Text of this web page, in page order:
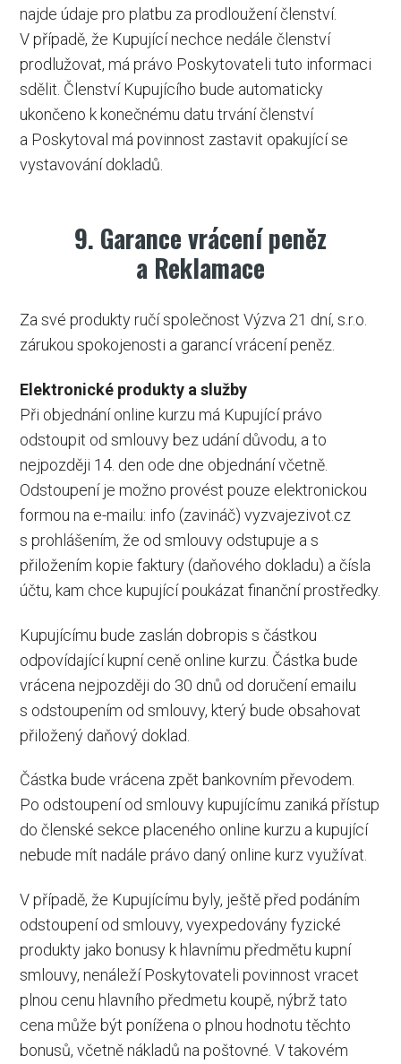
najde údaje pro platbu za prodloužení členství.
V případě, že Kupující nechce nedále členství
prodlužovat, má právo Poskytovateli tuto informaci
sdělit. Členství Kupujícího bude automaticky
ukončeno k konečnému datu trvání členství
a Poskytoval má povinnost zastavit opakující se
vystavování dokladů.
9. Garance vrácení peněz
a Reklamace
Za své produkty ručí společnost Výzva 21 dní, s.r.o.
zárukou spokojenosti a garancí vrácení peněz.
Elektronické produkty a služby
Při objednání online kurzu má Kupující právo
odstoupit od smlouvy bez udání důvodu, a to
nejpozději 14. den ode dne objednání včetně.
Odstoupení je možno provést pouze elektronickou
formou na e-mailu: info (zavináč) vyzvajezivot.cz
s prohlášením, že od smlouvy odstupuje a s
přiložením kopie faktury (daňového dokladu) a čísla
účtu, kam chce kupující poukázat finanční prostředky.
Kupujícímu bude zaslán dobropis s částkou
odpovídající kupní ceně online kurzu. Částka bude
vrácena nejpozději do 30 dnů od doručení emailu
s odstoupením od smlouvy, který bude obsahovat
přiložený daňový doklad.
Částka bude vrácena zpět bankovním převodem.
Po odstoupení od smlouvy kupujícímu zaniká přístup
do členské sekce placeného online kurzu a kupující
nebude mít nadále právo daný online kurz využívat.
V případě, že Kupujícímu byly, ještě před podáním
odstoupení od smlouvy, vyexpedovány fyzické
produkty jako bonusy k hlavnímu předmětu kupní
smlouvy, nenáleží Poskytovateli povinnost vracet
plnou cenu hlavního předmetu koupě, nýbrž tato
cena může být ponížena o plnou hodnotu těchto
bonusů, včetně nákladů na poštovné. V takovém